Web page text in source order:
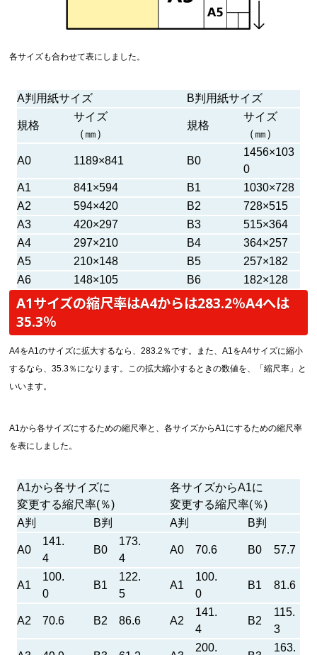
各サイズも合わせて表にしました。
A判用紙サイズ B判用紙サイズ
規格
サイズ
（㎜）
規格
サイズ
（㎜）
A0 1189×841 B0
1456×103
0
A1
841×594 B1
1030×728
A2
594×420 B2
728×515
A3
420×297 B3
515×364
A4
297×210 B4
364×257
A5
210×148 B5
257×182
A6
148×105 B6 182×128
A1サイズの縮尺率はA4からは283.2％A4へは
35.3％
A4をA1のサイズに拡大するなら、283.2％です。また、A1をA4サイズに縮小
するなら、35.3％になります。この拡大縮小するときの数値を、「縮尺率」と
いいます。
A1から各サイズにするための縮尺率と、各サイズからA1にするための縮尺率
を表にしました。
A1から各サイズに
変更する縮尺率(％)
各サイズからA1に
変更する縮尺率(％)
A判
B判 A判 B判
A0
141.
4
B0
173.
4
A0 70.6 B0 57.7
A1
100.
0
B1
122.
5
A1
100.
0
B1 81.6
A2 70.6 B2 86.6 A2
141.
4
B2
115.
3
200. 163.